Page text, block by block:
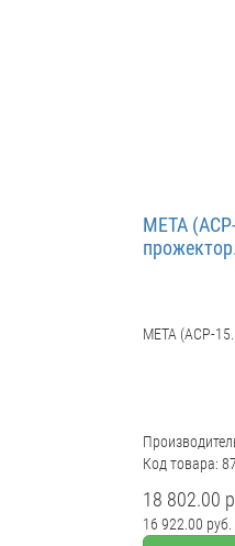
МЕТА
МЕТА (АСР-
Код товара:
18 802.00
16 922.00 руб.